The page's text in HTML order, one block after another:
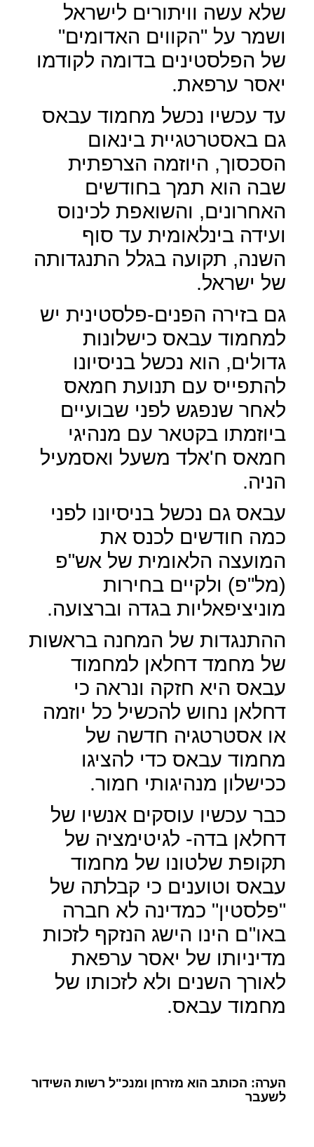
שלא עשה וויתורים לישראל
ושמר על "הקווים האדומים"
של הפלסטינים בדומה לקודמו
יאסר ערפאת.
עד עכשיו נכשל מחמוד עבאס
גם באסטרטגיית בינאום
הסכסוך, היוזמה הצרפתית
שבה הוא תמך בחודשים
האחרונים, והשואפת לכינוס
ועידה בינלאומית עד סוף
השנה, תקועה בגלל התנגדותה
של ישראל.
גם בזירה הפנים-פלסטינית יש
למחמוד עבאס כישלונות
גדולים, הוא נכשל בניסיונו
להתפייס עם תנועת חמאס
לאחר שנפגש לפני שבועיים
ביוזמתו בקטאר עם מנהיגי
חמאס ח'אלד משעל ואסמעיל
הניה.
עבאס גם נכשל בניסיונו לפני
כמה חודשים לכנס את
המועצה הלאומית של אש"פ
(מל"פ) ולקיים בחירות
מוניציפאליות בגדה וברצועה.
ההתנגדות של המחנה בראשות
של מחמד דחלאן למחמוד
עבאס היא חזקה ונראה כי
דחלאן נחוש להכשיל כל יוזמה
או אסטרטגיה חדשה של
מחמוד עבאס כדי להציגו
ככישלון מנהיגותי חמור.
כבר עכשיו עוסקים אנשיו של
דחלאן בדה- לגיטימציה של
תקופת שלטונו של מחמוד
עבאס וטוענים כי קבלתה של
"פלסטין" כמדינה לא חברה
באו"ם הינו הישג הנזקף לזכות
מדיניותו של יאסר ערפאת
לאורך השנים ולא לזכותו של
מחמוד עבאס.
הערה: הכותב הוא מזרחן ומנכ"ל רשות השידור
לשעבר